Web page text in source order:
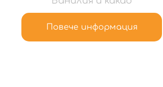
Повече информация